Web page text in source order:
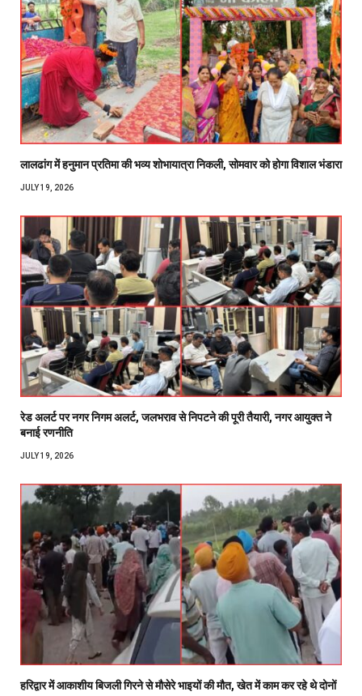
लालढांग में हनुमान प्रतिमा की भव्य शोभायात्रा निकली, सोमवार को होगा विशाल भंडारा
JULY 19, 2026
रेड अलर्ट पर नगर निगम अलर्ट, जलभराव से निपटने की पूरी तैयारी, नगर आयुक्त ने
बनाई रणनीति
JULY 19, 2026
हरिद्वार में आकाशीय बिजली गिरने से मौसेरे भाइयों की मौत, खेत में काम कर रहे थे दोनों